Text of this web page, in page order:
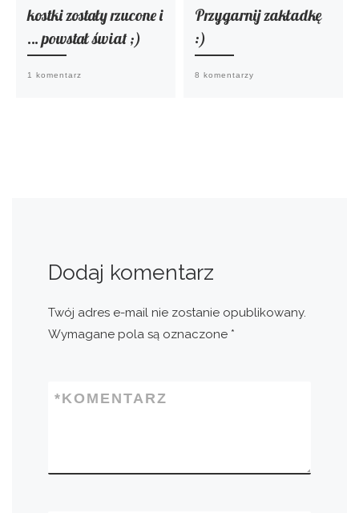
kostki zostały rzucone i
… powstał świat ;)
1 komentarz
Przygarnij zakładkę
:)
8 komentarzy
Dodaj komentarz
Twój adres e-mail nie zostanie opublikowany.
Wymagane pola są oznaczone *
KOMENTARZ
*